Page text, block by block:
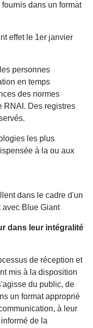
dans un format
effet le 1er janvier
personnes
en temps
des normes
RNAI. Des registres
les plus
à la ou aux
dans le cadre d'un
avec Blue Giant
dans leur intégralité
de réception et
mis à la disposition
du public, de
un format approprié
à leur
de la